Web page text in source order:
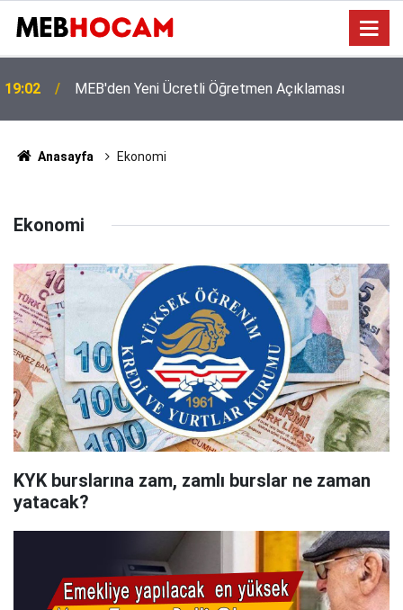
19:02 MEB'den Yeni Ücretli Öğretmen Açıklaması
Anasayfa Ekonomi
Ekonomi
KYK burslarına zam, zamlı burslar ne zaman
yatacak?